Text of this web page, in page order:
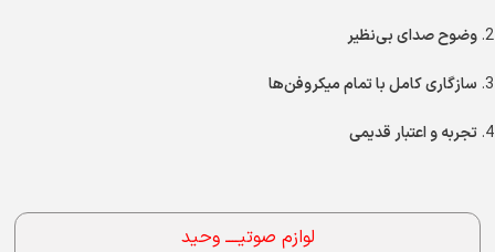
وضوح صدای بی‌نظیر
سازگاری کامل با تمام میکروفن‌ها
تجربه و اعتبار قدیمی
لوازم صوتیــــ وحید